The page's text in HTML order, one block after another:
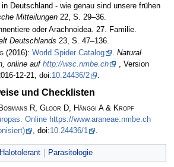
Deutschland - wie genau sind unsere frühen
Mitteilungen 22, S. 29–36.
oder Arachnoidea. 27. Familie.
Deutschlands 23, S. 47–136.
(2016): World Spider Catalog
Natural
online auf http://wsc.nmbe.ch
, Version
12-21, doi:10.24436/2
und Checklisten
R, Gloor D, Hänggi A & Kropf
Online https://www.araneae.nmbe.ch
, doi:10.24436/1
Halotolerant Parasitologie